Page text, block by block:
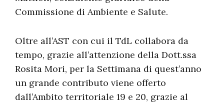
Commissione di Ambiente e Salute.
Oltre all’AST con cui il TdL collabora da
tempo, grazie all’attenzione della Dott.ssa
Rosita Mori, per la Settimana di quest’anno
un grande contributo viene offerto
dall’Ambito territoriale 19 e 20, grazie al